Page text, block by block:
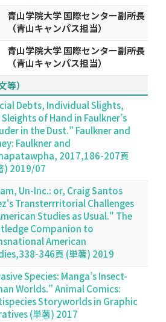
青山学院大学 国際センター副所長
（青山キャンパス担当）
青山学院大学 国際センター副所長
（青山キャンパス担当）
）
Debts, Individual Slights,
of Hand in Faulkner’s
in the Dust.” Faulkner and
Faulkner and
2017,186-207頁
) 2019/07
Un-Inc.: or, Craig Santos
Transterrritorial Challenges
Studies as Usual." The
Companion to
American
346頁 (単著) 2019
Species: Manga’s Insect-
Worlds.” Animal Comics:
Storyworlds in Graphic
(単著) 2017